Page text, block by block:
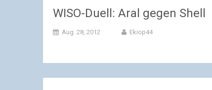
WISO-Duell: Aral gegen Shell
Aug. 28, 2012 Ekiop44